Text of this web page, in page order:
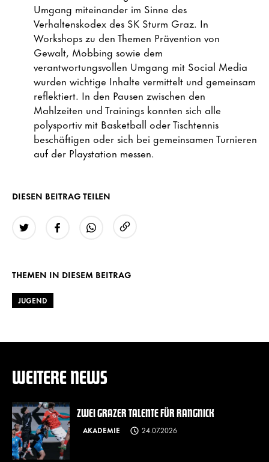
Umgang miteinander im Sinne des
Verhaltenskodex des SK Sturm Graz. In
Workshops zu den Themen Prävention von
Gewalt, Mobbing sowie dem
verantwortungsvollen Umgang mit Social Media
wurden wichtige Inhalte vermittelt und gemeinsam
reflektiert. In den Pausen zwischen den
Mahlzeiten und Trainings konnten sich alle
polysportiv mit Basketball oder Tischtennis
beschäftigen oder sich bei gemeinsamen Turnieren
auf der Playstation messen.
DIESEN BEITRAG TEILEN
THEMEN IN DIESEM BEITRAG
JUGEND
WEITERE NEWS
ZWEI GRAZER TALENTE FÜR RANGNICK
AKADEMIE 24.07.2026